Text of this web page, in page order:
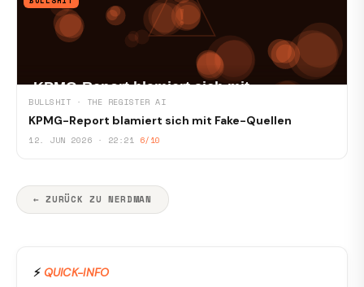
BULLSHIT · THE REGISTER AI
KPMG-Report blamiert sich mit Fake-Quellen
12. JUN 2026 · 22:21 6/10
← ZURÜCK ZU NERDMAN
⚡ QUICK-INFO